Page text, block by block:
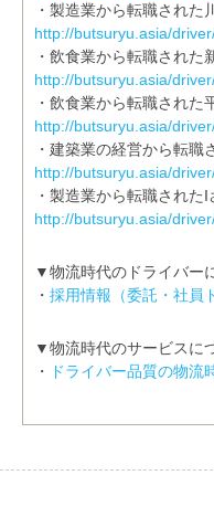
・製造業から転職された
http://butsuryu.asia/
・飲食業から転職された
http://butsuryu.asia/
・飲食業から転職された
http://butsuryu.asia/
・建築業の経営から転職
http://butsuryu.asia/
・製造業から転職されたI
http://butsuryu.asia/
▼物流時代のドライバー
・ 採用情報（委託・社員
▼物流時代のサービスに
・
ドライバー品質の物流